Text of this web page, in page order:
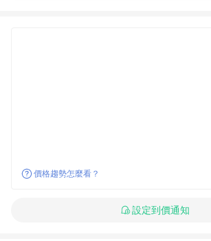
價格趨勢怎麼看？
設定到價通知